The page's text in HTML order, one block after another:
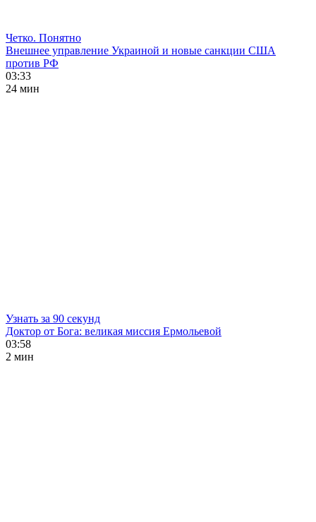
Четко. Понятно
Внешнее управление Украиной и новые санкции США
против РФ
03:33
24 мин
Узнать за 90 секунд
Доктор от Бога: великая миссия Ермольевой
03:58
2 мин